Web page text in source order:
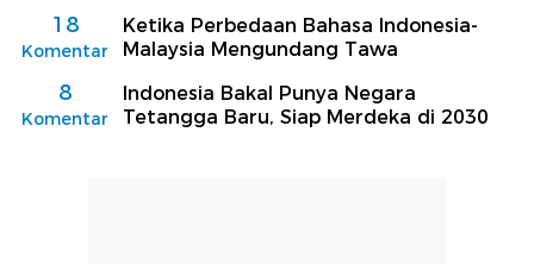
18
Komentar
Ketika Perbedaan Bahasa Indonesia-
Malaysia Mengundang Tawa
8
Komentar
Indonesia Bakal Punya Negara
Tetangga Baru, Siap Merdeka di 2030